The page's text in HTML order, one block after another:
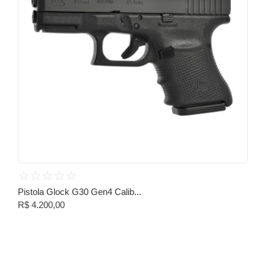
☆ ☆ ☆ ☆ ☆
Pistola Glock G30 Gen4 Calib...
R$ 4.200,00